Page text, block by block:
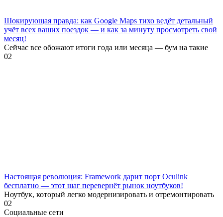
Шокирующая правда: как Google Maps тихо ведёт детальный
учёт всех ваших поездок — и как за минуту просмотреть свой
месяц!
Сейчас все обожают итоги года или месяца — бум на такие
02
Настоящая революция: Framework дарит порт Oculink
бесплатно — этот шаг перевернёт рынок ноутбуков!
Ноутбук, который легко модернизировать и отремонтировать
02
Социальные сети